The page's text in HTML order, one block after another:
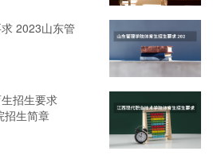
2023山东管
招生要求
招生简章